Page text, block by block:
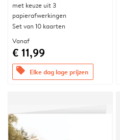
met keuze uit 3
papierafwerkingen
Set van 10 kaarten
Vanaf
€ 11,99
offers Elke dag lage prijzen